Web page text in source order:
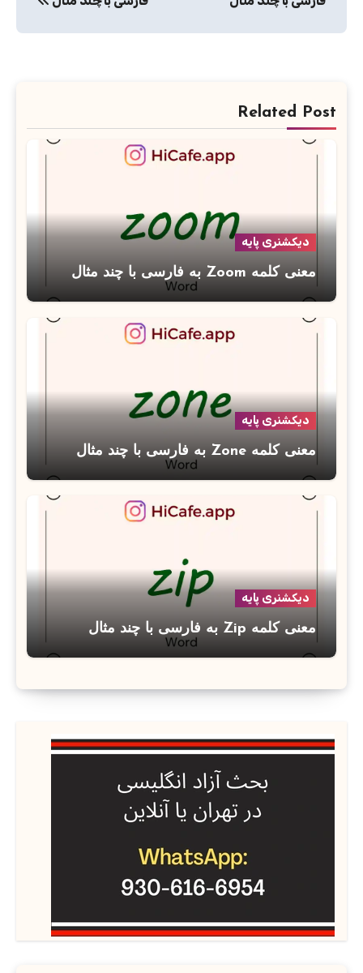
Related Post
دیکشنری پایه
معنی کلمه Zoom به فارسی با چند مثال
دیکشنری پایه
معنی کلمه Zone به فارسی با چند مثال
دیکشنری پایه
معنی کلمه Zip به فارسی با چند مثال